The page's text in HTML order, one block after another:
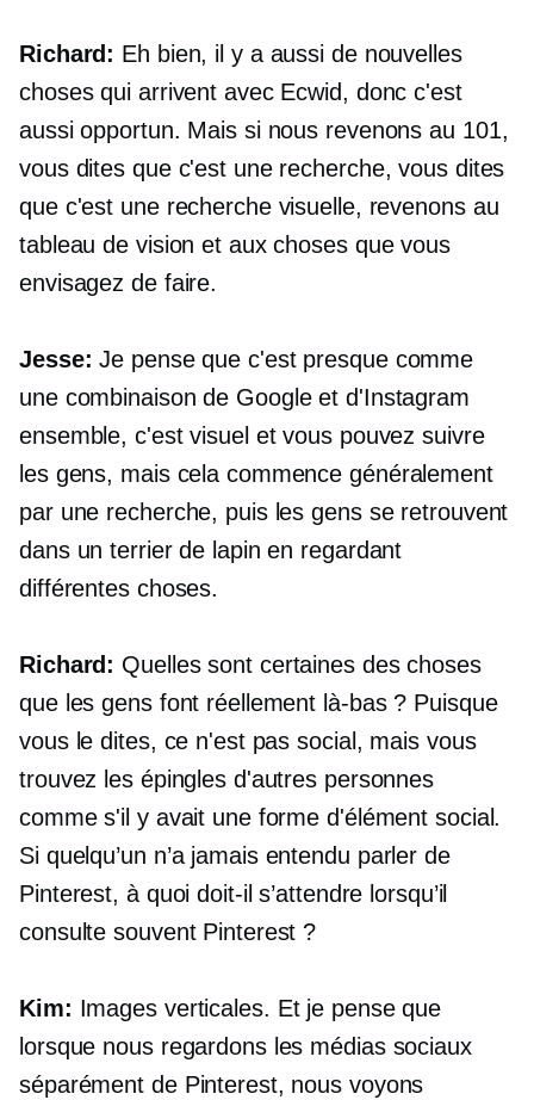
Richard: Eh bien, il y a aussi de nouvelles
choses qui arrivent avec Ecwid, donc c'est
aussi opportun. Mais si nous revenons au 101,
vous dites que c'est une recherche, vous dites
que c'est une recherche visuelle, revenons au
tableau de vision et aux choses que vous
envisagez de faire.
Jesse: Je pense que c'est presque comme
une combinaison de Google et d'Instagram
ensemble, c'est visuel et vous pouvez suivre
les gens, mais cela commence généralement
par une recherche, puis les gens se retrouvent
dans un terrier de lapin en regardant
différentes choses.
Richard: Quelles sont certaines des choses
que les gens font réellement là-bas ? Puisque
vous le dites, ce n'est pas social, mais vous
trouvez les épingles d'autres personnes
comme s'il y avait une forme d'élément social.
Si quelqu’un n’a jamais entendu parler de
Pinterest, à quoi doit-il s’attendre lorsqu’il
consulte souvent Pinterest ?
Kim: Images verticales. Et je pense que
lorsque nous regardons les médias sociaux
séparément de Pinterest, nous voyons